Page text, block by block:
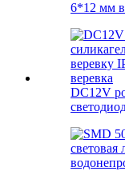
6*12 мм
DC12V